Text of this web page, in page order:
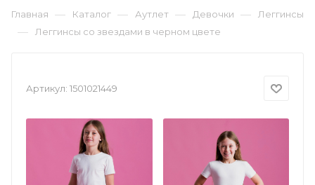
Главная — Каталог — Аутлет — Девочки — Леггинсы
— Леггинсы со звездами в черном цвете
Артикул: 1501021449